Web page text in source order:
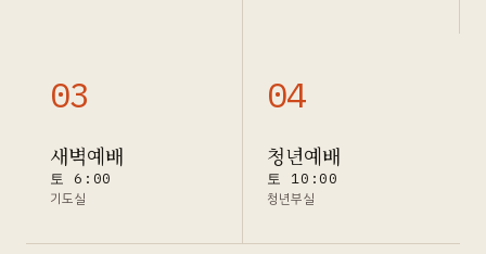
03
새벽예배
토 6:00
기도실
04
청년예배
토 10:00
청년부실